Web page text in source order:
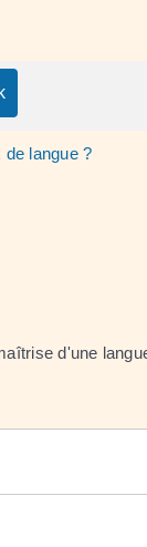
langue ?
d'une